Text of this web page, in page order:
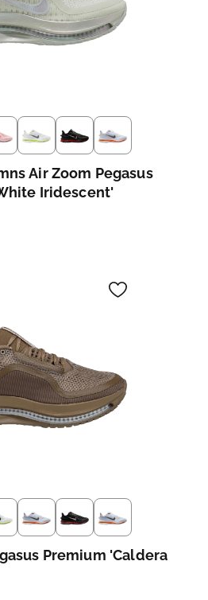
Air Zoom Pegasus
Iridescent'
Premium 'Caldera